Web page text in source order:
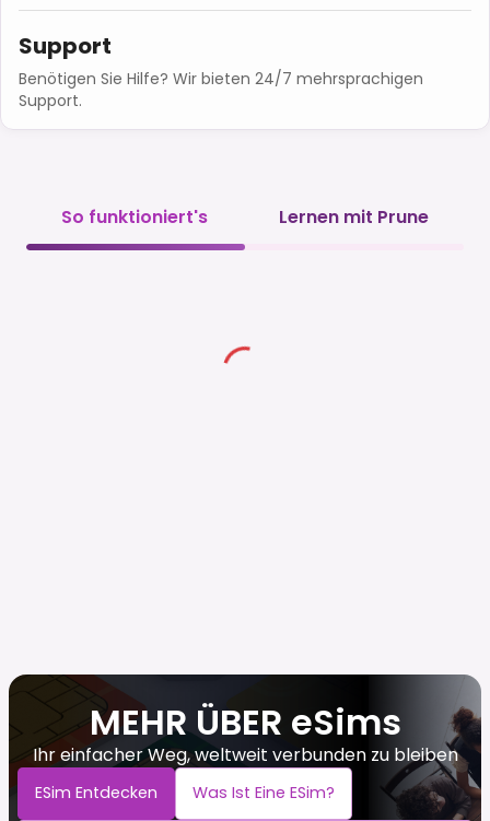
Support
Benötigen Sie Hilfe? Wir bieten 24/7 mehrsprachigen
Support.
So funktioniert's Lernen mit Prune
MEHR ÜBER eSims
Ihr einfacher Weg, weltweit verbunden zu bleiben
ESim Entdecken Was Ist Eine ESim?